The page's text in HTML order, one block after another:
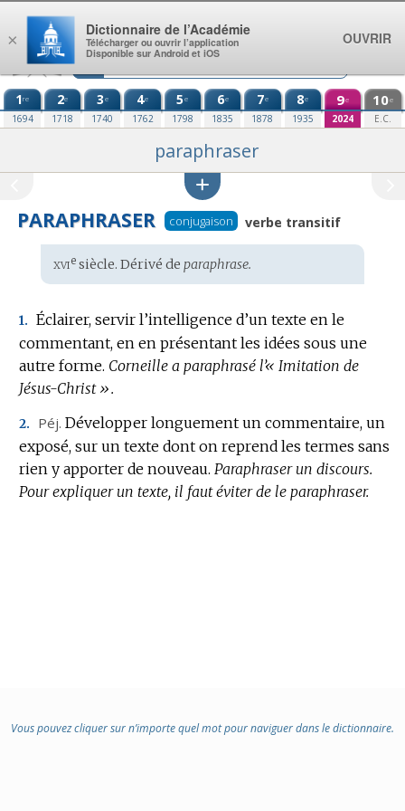
Aller au contenu
1re
1694
2e
1718
3e
1740
4e
1762
5e
1798
6e
1835
7e
1878
8e
1935
9e
2024
10e
E.C.
paraphraser
PARAPHRASER conjugaison verbe transitif
Étymologie
:
xviesiècle. Dérivé de paraphrase.
1. Éclairer, servir l’intelligence d’un texte en le
commentant, en en présentant les idées sous une
autre forme. Corneille a paraphrasé l’« Imitation de
Jésus-Christ ».
2. Péj. Développer longuement un commentaire, un
exposé, sur un texte dont on reprend les termes sans
rien y apporter de nouveau. Paraphraser un discours.
Pour expliquer un texte, il faut éviter de le paraphraser.
Vous pouvez cliquer sur n’importe quel mot pour naviguer dans le dictionnaire.
×
Dictionnaire de l’Académie
Télécharger ou ouvrir l’application
Disponible sur Android et iOS
OUVRIR